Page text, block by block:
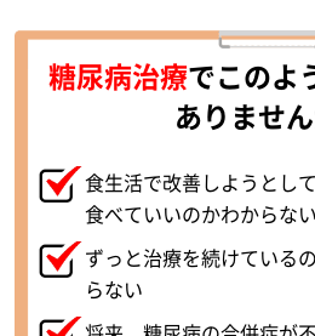
糖尿病治療でこのよ
ありませ
食生活で改善しようとし
食べていいのかわからない
ずっと治療を続けている
らない